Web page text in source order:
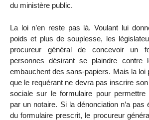
du ministère public.
La loi n’en reste pas là. Voulant lui
poids et plus de souplesse, les
procureur général de concevoir un
personnes désirant se plaindre contre
embauchent des sans-papiers. Mais la loi
que le requérant ne devra pas inscrire
sociale sur le formulaire pour permettre
par un notaire. Si la dénonciation n’a pas
du formulaire prescrit, le procureur